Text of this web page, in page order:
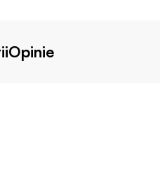
Opinie